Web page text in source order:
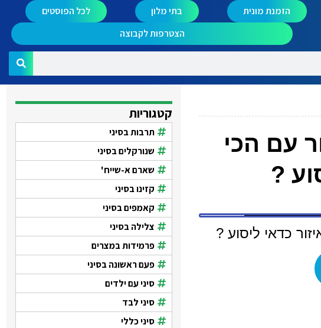
הזמנת מונית בתי מלון
לכל הפוסטים
הצטרפות לקבוצה
עם הכי
?
קטגוריות
תרבות בסיני
שנורקלים בסיני
שארם א-שייח'
קזינו בסיני
קאמפים בסיני
צלילה בסיני
פרמידות במצרים
פעם ראשונה בסיני
סיני עם ילדים
סיני לבד
סיני כללי